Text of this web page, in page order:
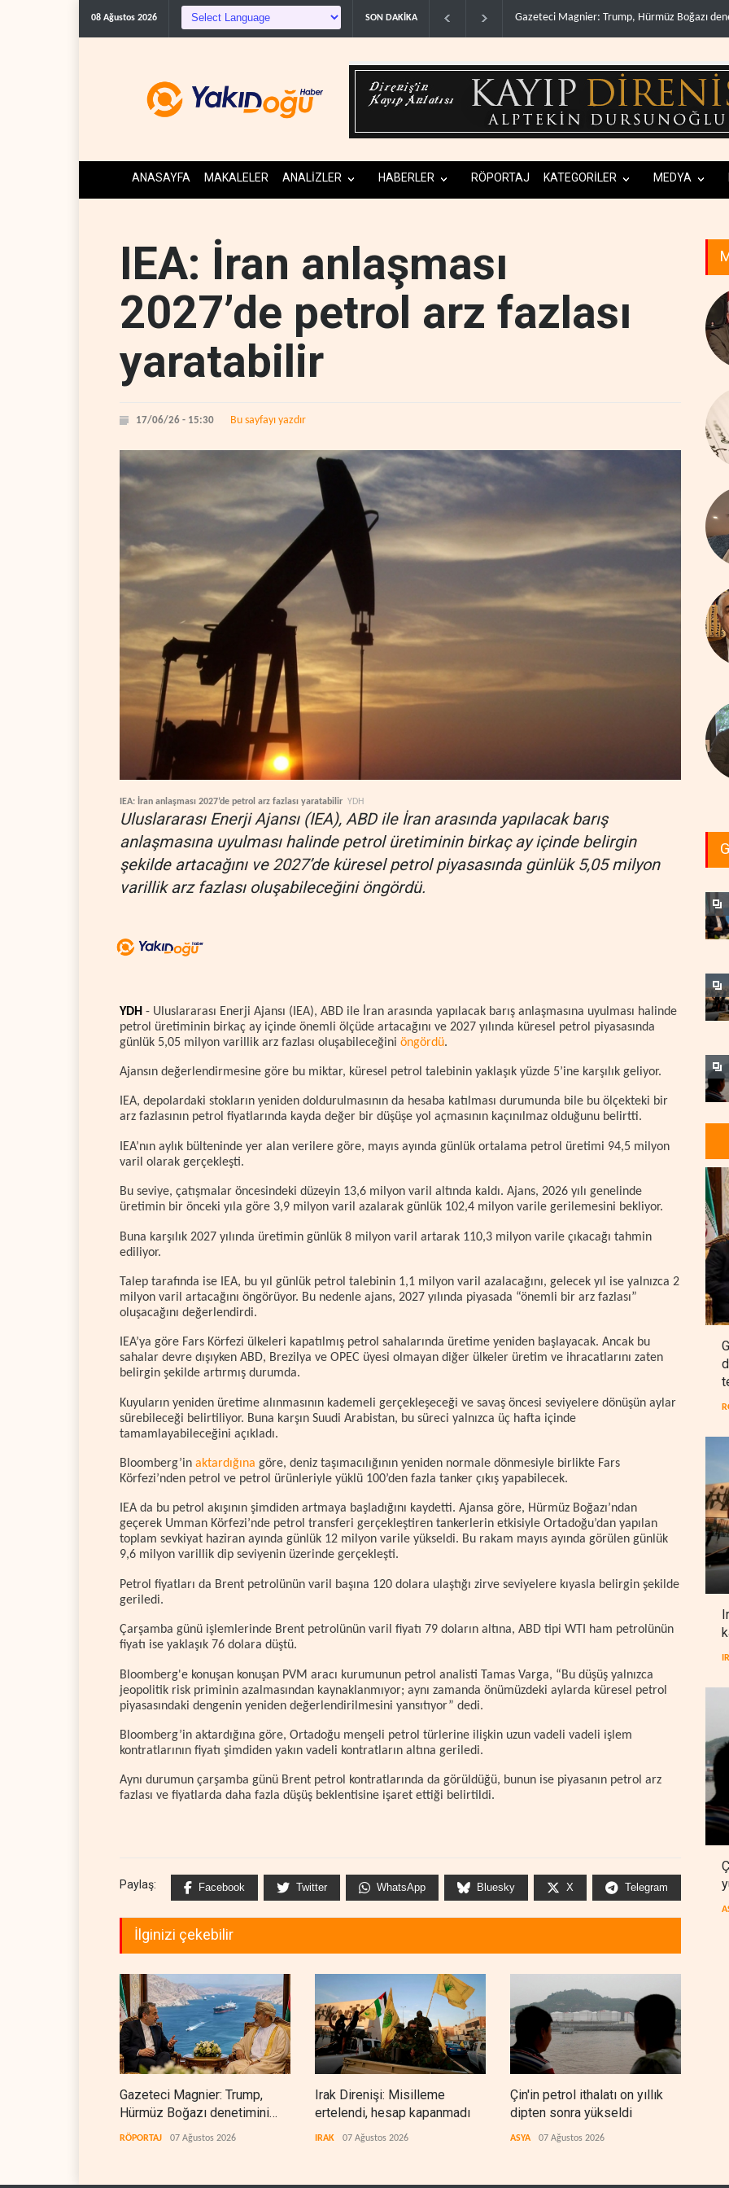
08 Ağustos 2026 SON DAKİKA
Gazeteci Magnier: Trump, Hürmüz Boğazı denetimini doğru.. Irak Direnişi: Misilleme ertelendi,
ANASAYFA MAKALELER ANALİZLER HABERLER RÖPORTAJ KATEGORİLER MEDYA
IEA: İran anlaşması
2027’de petrol arz fazlası
yaratabilir
17/06/26 - 15:30 Bu sayfayı yazdır
IEA: İran anlaşması 2027’de petrol arz fazlası yaratabilir YDH
Uluslararası Enerji Ajansı (IEA), ABD ile İran arasında yapılacak barış
anlaşmasına uyulması halinde petrol üretiminin birkaç ay içinde belirgin
şekilde artacağını ve 2027’de küresel petrol piyasasında günlük 5,05 milyon
varillik arz fazlası oluşabileceğini öngördü.
YDH - Uluslararası Enerji Ajansı (IEA), ABD ile İran arasında yapılacak barış anlaşmasına uyulması halinde
petrol üretiminin birkaç ay içinde önemli ölçüde artacağını ve 2027 yılında küresel petrol piyasasında
günlük 5,05 milyon varillik arz fazlası oluşabileceğini öngördü.
Ajansın değerlendirmesine göre bu miktar, küresel petrol talebinin yaklaşık yüzde 5’ine karşılık geliyor.
IEA, depolardaki stokların yeniden doldurulmasının da hesaba katılması durumunda bile bu ölçekteki bir
arz fazlasının petrol fiyatlarında kayda değer bir düşüşe yol açmasının kaçınılmaz olduğunu belirtti.
IEA’nın aylık bülteninde yer alan verilere göre, mayıs ayında günlük ortalama petrol üretimi 94,5 milyon
varil olarak gerçekleşti.
Bu seviye, çatışmalar öncesindeki düzeyin 13,6 milyon varil altında kaldı. Ajans, 2026 yılı genelinde
üretimin bir önceki yıla göre 3,9 milyon varil azalarak günlük 102,4 milyon varile gerilemesini bekliyor.
Buna karşılık 2027 yılında üretimin günlük 8 milyon varil artarak 110,3 milyon varile çıkacağı tahmin
ediliyor.
Talep tarafında ise IEA, bu yıl günlük petrol talebinin 1,1 milyon varil azalacağını, gelecek yıl ise yalnızca 2
milyon varil artacağını öngörüyor. Bu nedenle ajans, 2027 yılında piyasada “önemli bir arz fazlası”
oluşacağını değerlendirdi.
IEA’ya göre Fars Körfezi ülkeleri kapatılmış petrol sahalarında üretime yeniden başlayacak. Ancak bu
sahalar devre dışıyken ABD, Brezilya ve OPEC üyesi olmayan diğer ülkeler üretim ve ihracatlarını zaten
belirgin şekilde artırmış durumda.
Kuyuların yeniden üretime alınmasının kademeli gerçekleşeceği ve savaş öncesi seviyelere dönüşün aylar
sürebileceği belirtiliyor. Buna karşın Suudi Arabistan, bu süreci yalnızca üç hafta içinde
tamamlayabileceğini açıkladı.
Bloomberg’in aktardığına göre, deniz taşımacılığının yeniden normale dönmesiyle birlikte Fars
Körfezi’nden petrol ve petrol ürünleriyle yüklü 100’den fazla tanker çıkış yapabilecek.
IEA da bu petrol akışının şimdiden artmaya başladığını kaydetti. Ajansa göre, Hürmüz Boğazı’ndan
geçerek Umman Körfezi’nde petrol transferi gerçekleştiren tankerlerin etkisiyle Ortadoğu’dan yapılan
toplam sevkiyat haziran ayında günlük 12 milyon varile yükseldi. Bu rakam mayıs ayında görülen günlük
9,6 milyon varillik dip seviyenin üzerinde gerçekleşti.
Petrol fiyatları da Brent petrolünün varil başına 120 dolara ulaştığı zirve seviyelere kıyasla belirgin şekilde
geriledi.
Çarşamba günü işlemlerinde Brent petrolünün varil fiyatı 79 doların altına, ABD tipi WTI ham petrolünün
fiyatı ise yaklaşık 76 dolara düştü.
Bloomberg'e konuşan konuşan PVM aracı kurumunun petrol analisti Tamas Varga, “Bu düşüş yalnızca
jeopolitik risk priminin azalmasından kaynaklanmıyor; aynı zamanda önümüzdeki aylarda küresel petrol
piyasasındaki dengenin yeniden değerlendirilmesini yansıtıyor” dedi.
Bloomberg’in aktardığına göre, Ortadoğu menşeli petrol türlerine ilişkin uzun vadeli vadeli işlem
kontratlarının fiyatı şimdiden yakın vadeli kontratların altına geriledi.
Aynı durumun çarşamba günü Brent petrol kontratlarında da görüldüğü, bunun ise piyasanın petrol arz
fazlası ve fiyatlarda daha fazla düşüş beklentisine işaret ettiği belirtildi.
Paylaş: Facebook Twitter WhatsApp Bluesky X Telegram
İlginizi çekebilir
Gazeteci Magnier: Trump,
Hürmüz Boğazı denetimini
doğrudan İran ve Umman'a
RÖPORTAJ 07 Ağustos 2026
Irak Direnişi: Misilleme
ertelendi, hesap kapanmadı
IRAK 07 Ağustos 2026
Çin'in petrol ithalatı on yıllık
dipten sonra yükseldi
ASYA 07 Ağustos 2026